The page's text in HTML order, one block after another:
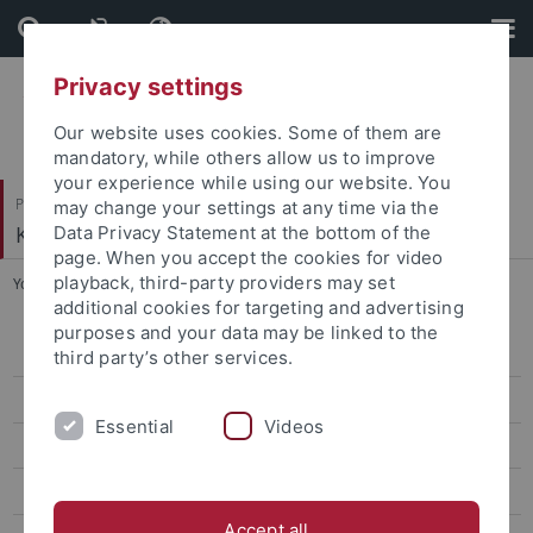
Skip
to
content
Skip
to
footer
Philosophische Fakultät
Koreanistik
You are here: Startseite ... Sejong WS 2017/2018
Sejong WiSe 2025/26
Sejong WiSe 2024/2025
Privacy settings
Our website uses cookies. Some of them are
mandatory, while others allow us to improve
your experience while using our website. You
may change your settings at any time via the
Data Privacy Statement at the bottom of the
page. When you accept the cookies for video
playback, third-party providers may set
additional cookies for targeting and advertising
purposes and your data may be linked to the
third party’s other services.
Essential Videos